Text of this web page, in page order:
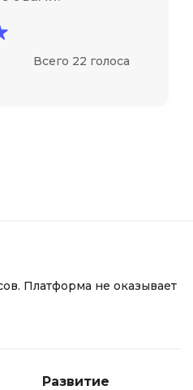
Всего 22 голоса
Платформа не оказывает
Развитие